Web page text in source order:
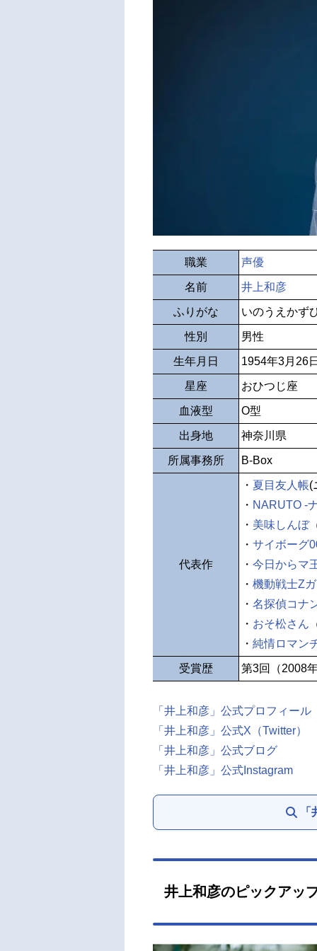
職業 声優
名前 井上和彦
ふりがな いのうえかず
性別 男性
生年月日 1954年3月26
星座 おひつじ座
血液型 O型
出身地 神奈川県
所属事務所 B-Box
代表作
・ 夏目友人帳(
・ NARUTO -
・ 美味しんぼ
・ サイボーグ
・ 今日からマ
・ 機動戦士Z
・ 名探偵コナ
・ おそ松さん
・ 純情ロマン
受賞歴 第3回（2008
「井上和彦」公式プロフィール
「井上和彦」公式X（Twitter）
「井上和彦」公式ブログ
「井上和彦」公式Instagram
井上和彦のピックアッ